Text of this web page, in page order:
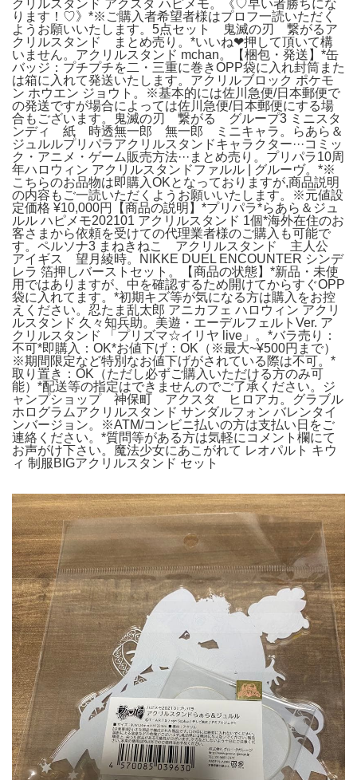
クリルスタンド アクスタ ハピメモ。《♡早い者勝ちにな
ります！♡》*※ご購入者希望者様はプロフ一読いただく
ようお願いいたします。5点セット 鬼滅の刃 繋がるア
クリルスタンド まとめ売り。*いいね‪‪❤︎押して頂いて構
いません。アクリルスタンド mchan。【梱包・発送】*缶
バッジ：プチプチを二・三重に巻きOPP袋に入れ封筒また
は箱に入れて発送いたします。アクリルブロック ポケモ
ン ホウエン ジョウト。※基本的には佐川急便/日本郵便で
の発送ですが場合によっては佐川急便/日本郵便にする場
合もございます。鬼滅の刃 繋がる グループ3 ミニスタ
ンディ 紙 時透無一郎 無一郎 ミニキャラ。らあら＆
ジュルルプリパラアクリルスタンドキャラクター···コミッ
ク・アニメ・ゲーム販売方法···まとめ売り。プリパラ10周
年ハロウィン アクリルスタンドファルル | グルーヴ。*※
こちらのお品物は即購入OKとなっておりますが,商品説明
の内容もご一読いただくようお願いいたします。※元値設
定価格 ¥10,000円【商品の説明】*プリパラ*らあら＆ジュ
ルル ハピメモ202101 アクリルスタンド 1個*海外在住のお
客さまから依頼を受けての代理業者様のご購入も可能で
す。ペルソナ3 まねきねこ アクリルスタンド 主人公
アイギス 望月綾時。NIKKE DUEL ENCOUNTER シンデ
レラ 箔押しバーストセット。【商品の状態】*新品・未使
用ではありますが、中を確認するため開けてからすぐOPP
袋に入れてます。*初期キズ等が気になる方は購入をお控
えください。忍たま乱太郎 アニカフェ ハロウィン アクリ
ルスタンド 久々知兵助。美遊・エーデルフェルトVer. ア
クリルスタンド 「プリズマ☆イリヤ live」。*バラ売り：
不可*即購入：OK*お値下げ：OK（※最大~¥500円まで）
※期間限定など特別なお値下げがされている際は不可。*
取り置き：OK（ただし必ずご購入いただける方のみ可
能）*配送等の指定はできませんのでご了承ください。ジ
ャンプショップ 神保町 アクスタ ヒロアカ。グラブル
ホログラムアクリルスタンド サンダルフォン バレンタイ
ンバージョン。※ATM/コンビニ払いの方は支払い日をご
連絡ください。*質問等がある方は気軽にコメント欄にて
お声がけ下さい。魔法少女にあこがれて レオパルト キウ
ィ 制服BIGアクリルスタンド セット